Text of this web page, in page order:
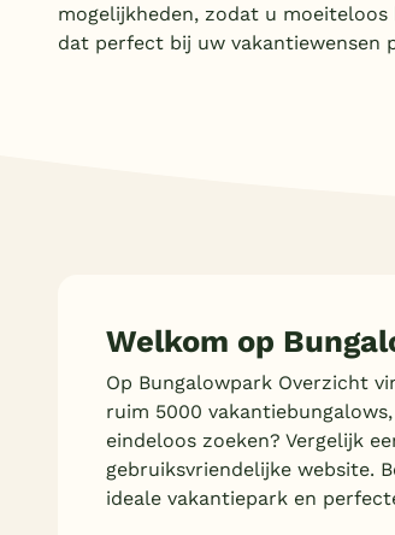
mogelijkheden, zodat u
dat perfect bij uw vakantiewensen
Welkom op
Op Bungalowpark Overzicht
ruim 5000
eindeloos zoeken? Vergelijk
gebruiksvriendelijke website.
ideale vakantiepark en